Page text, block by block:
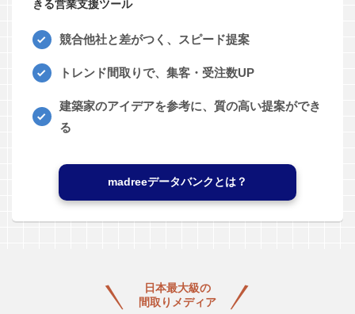
きる営業支援ツール
競合他社と差がつく、スピード提案
トレンド間取りで、集客・受注数UP
建築家のアイデアを参考に、質の高い提案ができ
る
madreeデータバンクとは？
日本最大級の
間取りメディア